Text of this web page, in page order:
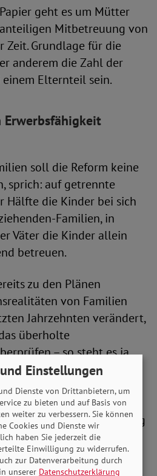
geht es um Mütter
Mitbetreuung von
Zeit. Grundlage für die
anderem die Zahl der
Elternteil sein.
Erwerbsfähigkeit
soll die Reform keine
sprich: auf getrennte
Hälfte die Kinder bei sich
Familien, in
Väter die Kinder allein
betreuen.
zu den Plänen
von Familien
Jahrzehnten verändert,
überholte
– so steht es ja
stellt die SoVD-
Engelmeier fest.
die auch heute noch
der Kinderbetreuung
dürften dadurch aber
werden.“
Einstellungen
Dienste von Drittanbietern, um
zu bieten und auf Basis von
weiter zu verbessern. Sie können
Cookies und Dienste wir
haben Sie jederzeit die
Einwilligung zu widerrufen.
zur Datenverarbeitung durch
unserer Datenschutzerklärung